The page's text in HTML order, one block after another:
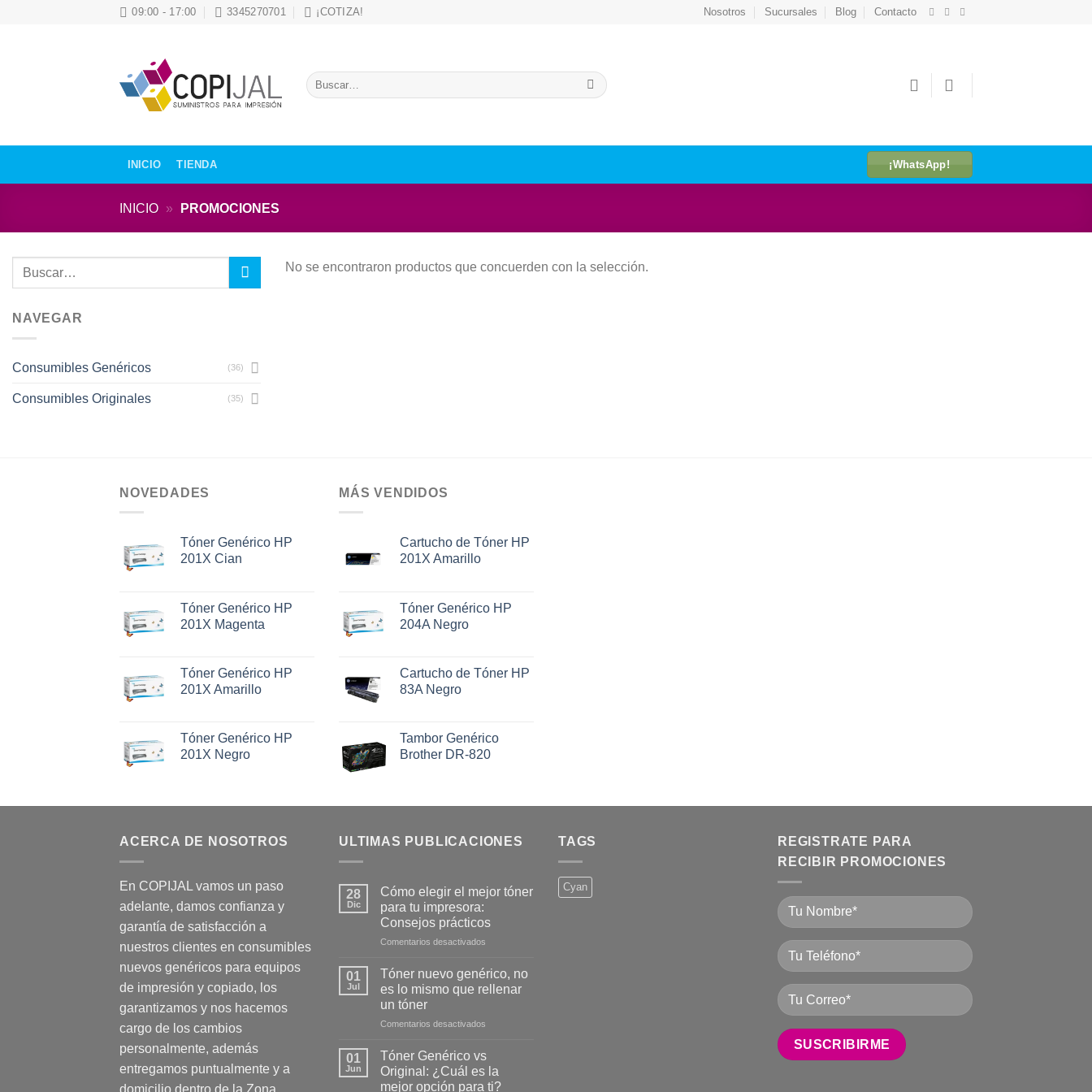
09:00 - 17:00 3345270701 ¡COTIZA! Nosotros Sucursales Blog Contacto
Buscar
por:
INICIO TIENDA ¡WhatsApp!
INICIO » PROMOCIONES
Buscar
NAVEGAR
Consumibles Genéricos (36)
Consumibles Originales (35)
No se encontraron productos que concuerden con la selección.
NOVEDADES
Tóner Genérico HP
201X Cian
Tóner Genérico HP
201X Magenta
Tóner Genérico HP
201X Amarillo
Tóner Genérico HP
201X Negro
MÁS VENDIDOS
Cartucho de Tóner HP
201X Amarillo
Tóner Genérico HP
204A Negro
Cartucho de Tóner HP
83A Negro
Tambor Genérico
Brother DR-820
ACERCA DE NOSOTROS
En COPIJAL vamos un paso
adelante, damos confianza y
garantía de satisfacción a
nuestros clientes en consumibles
nuevos genéricos para equipos
de impresión y copiado, los
garantizamos y nos hacemos
cargo de los cambios
personalmente, además
entregamos puntualmente y a
domicilio dentro de la Zona
ULTIMAS PUBLICACIONES
28
Dic
Cómo elegir el mejor tóner
para tu impresora:
Consejos prácticos
Comentarios desactivados
elegir
el
mejor
impresora:
Consejos
prácticos
01
Jul
Tóner nuevo genérico, no
es lo mismo que rellenar
un tóner
Comentarios desactivados
genérico,
no
01
Jun
Tóner Genérico vs
Original: ¿Cuál es la
mejor opción para ti?
TAGS
Cyan
REGISTRATE PARA
RECIBIR PROMOCIONES